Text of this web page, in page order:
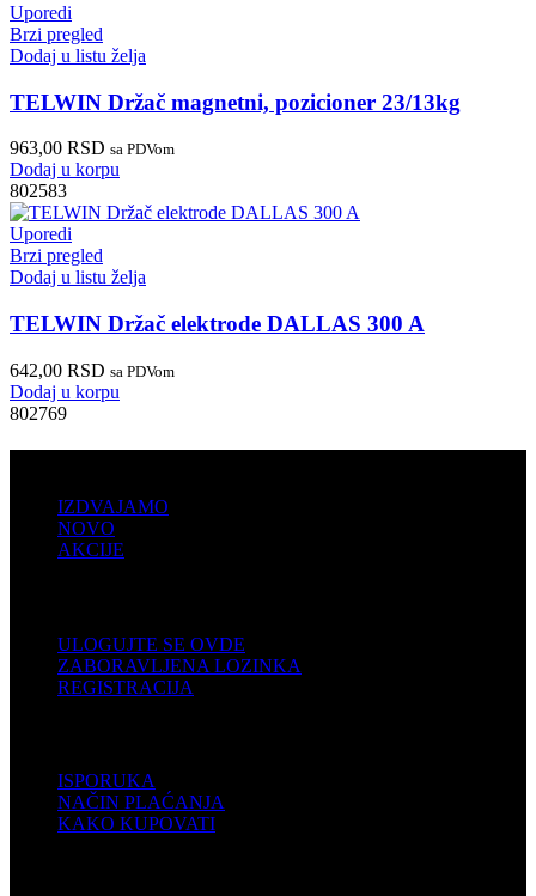
Uporedi
Brzi pregled
Dodaj u listu želja
TELWIN Držač magnetni, pozicioner 23/13kg
963,00 RSD sa PDVom
Dodaj u korpu
802583
Uporedi
Brzi pregled
Dodaj u listu želja
TELWIN Držač elektrode DALLAS 300 A
642,00 RSD sa PDVom
Dodaj u korpu
802769
IZDVAJAMO
NOVO
AKCIJE
ULOGUJTE SE OVDE
ZABORAVLJENA LOZINKA
REGISTRACIJA
ISPORUKA
NAČIN PLAĆANJA
KAKO KUPOVATI